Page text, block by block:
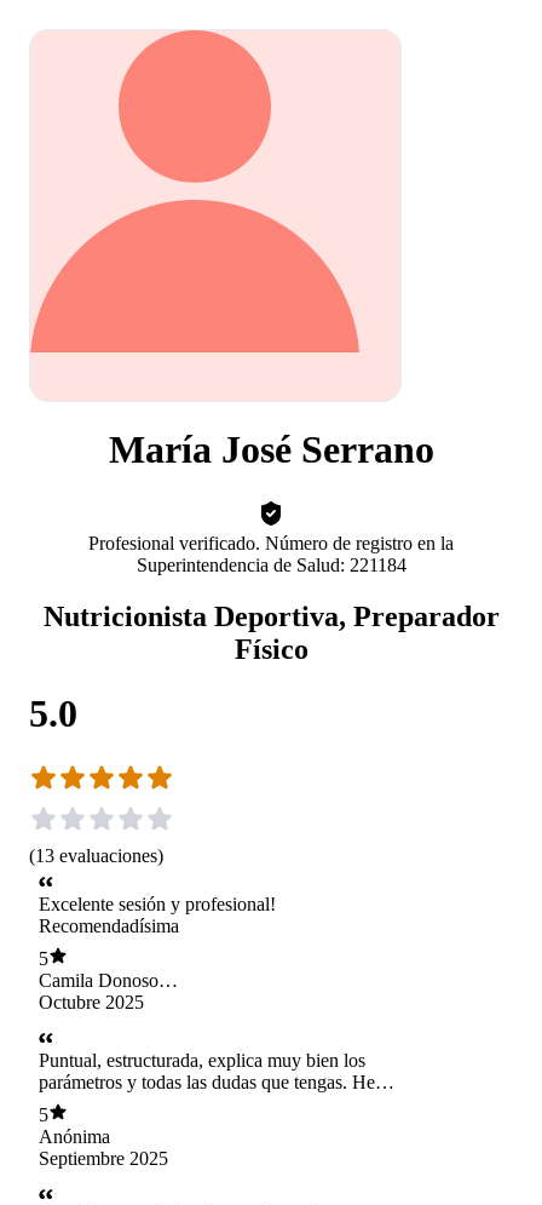
María José Serrano
Profesional verificado. Número de registro en la
Superintendencia de Salud: 221184
Nutricionista Deportiva, Preparador
Físico
5.0
(13 evaluaciones)
Excelente sesión y profesional!
Recomendadísima
5
Camila Donoso
Astudillo
Octubre 2025
Puntual, estructurada, explica muy bien los
parámetros y todas las dudas que tengas. He
tenido una excelente evolucion gracias a su
pauta sin excluir ningun alimento.
5
Anónima
Septiembre 2025